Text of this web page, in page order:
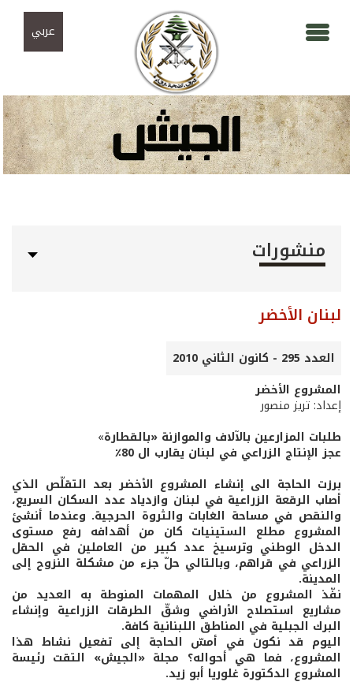
عربي
منشورات
لبنان الأخضر
العدد 295 - كانون الثاني 2010
المشروع الأخضر
إعداد: تريز منصور
طلبات المزارعين بالآلاف والموازنة «بالقطارة»
عجز الإنتاج الزراعي في لبنان يقارب ال 80٪
برزت الحاجة الى إنشاء المشروع الأخضر بعد التقلّص الذي
أصاب الرقعة الزراعية في لبنان وازدياد عدد السكان السريع،
والنقص في مساحة الغابات والثروة الحرجية. وعندما أنشئ
المشروع مطلع الستينيات كان من أهدافه رفع مستوى
الدخل الوطني وترسيخ عدد كبير من العاملين في الحقل
الزراعي في قراهم، وبالتالي حلّ جزء من مشكلة النزوح إلى
المدينة.
نفّذ المشروع من خلال المهمات المنوطة به العديد من
مشاريع استصلاح الأراضي وشقّ الطرقات الزراعية وإنشاء
البرك الجبلية في المناطق اللبنانية كافة.
اليوم قد نكون في أمسّ الحاجة إلى تفعيل نشاط هذا
المشروع، فما هي أحواله؟ مجلة «الجيش» التقت رئيسة
المشروع الدكتورة غلوريا أبو زيد.